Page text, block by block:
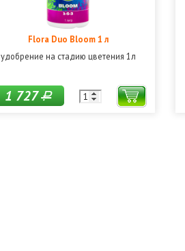
Flora Duo Bloom 1 л
удобрение на стадию цветения 1л
1 727Р